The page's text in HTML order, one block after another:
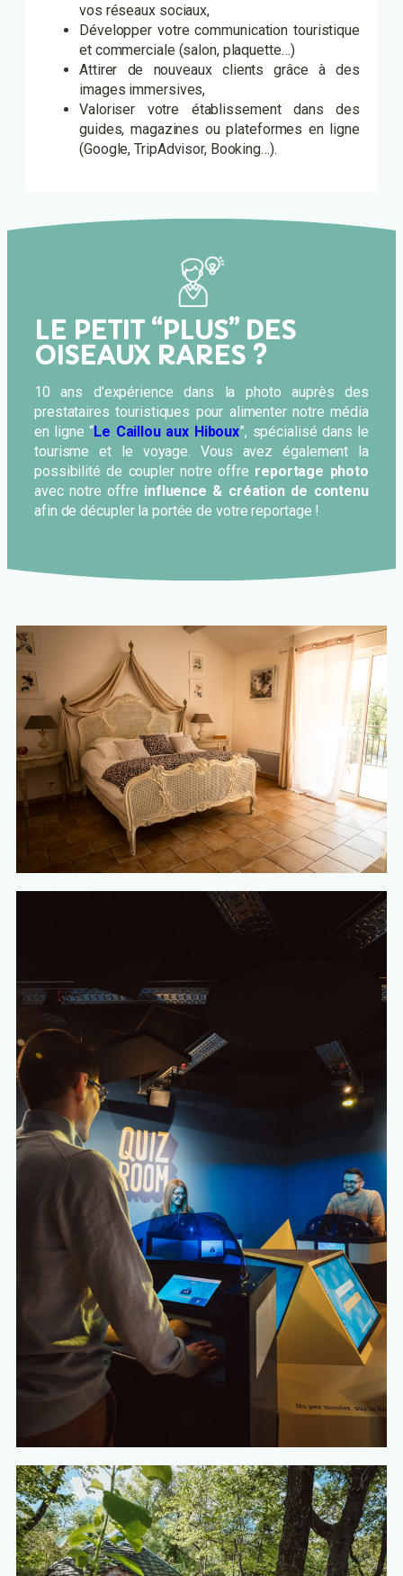
vos réseaux sociaux,
Développer votre communication touristique
et commerciale (salon, plaquette…)
Attirer de nouveaux clients grâce à des
images immersives,
Valoriser votre établissement dans des
guides, magazines ou plateformes en ligne
(Google, TripAdvisor, Booking…).
LE PETIT “PLUS” DES
OISEAUX RARES ?
10 ans d’expérience dans la photo auprès des
prestataires touristiques pour alimenter notre média
en ligne “Le Caillou aux Hiboux”, spécialisé dans le
tourisme et le voyage. Vous avez également la
possibilité de coupler notre offre reportage photo
avec notre offre influence & création de contenu
afin de décupler la portée de votre reportage !